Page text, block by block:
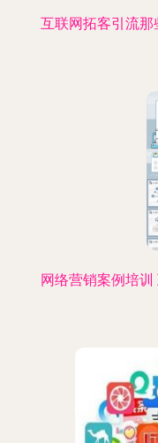
互联网拓客引流
网络营销案例培